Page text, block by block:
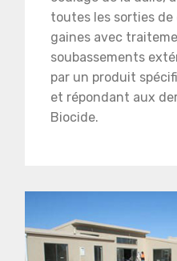
toutes les sorties
gaines avec
soubassements
par un produit
et répondant aux
Biocide.